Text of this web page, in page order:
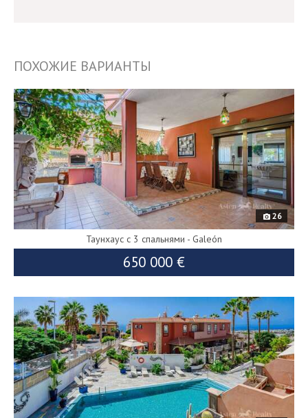
ПОХОЖИЕ ВАРИАНТЫ
26
Таунхаус с 3 спальнями - Galeón
650 000 €